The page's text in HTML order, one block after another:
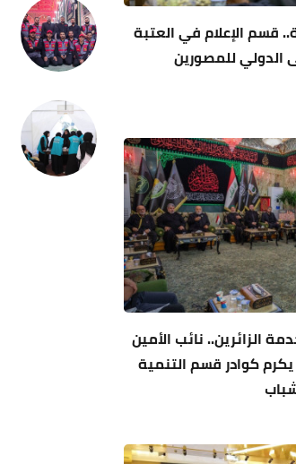
قسم الإعلام في العتبة
الدولي للمصورين
الزائرين.. نائب الأمين
يكرم كوادر قسم التنمية